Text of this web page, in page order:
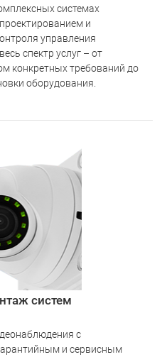
системах
и
управления
спектр услуг – от
конкретных требований до
оборудования.
систем
с
и сервисным